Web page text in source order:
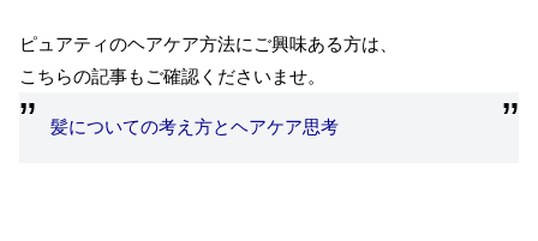
ピュアティのヘアケア方法にご興味ある方は、
こちらの記事もご確認くださいませ。
髪についての考え方とヘアケア思考